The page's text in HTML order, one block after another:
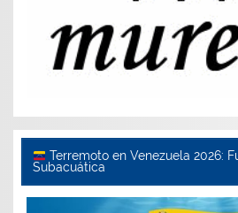
Terremoto en Venezuela 2026:
Subacuática